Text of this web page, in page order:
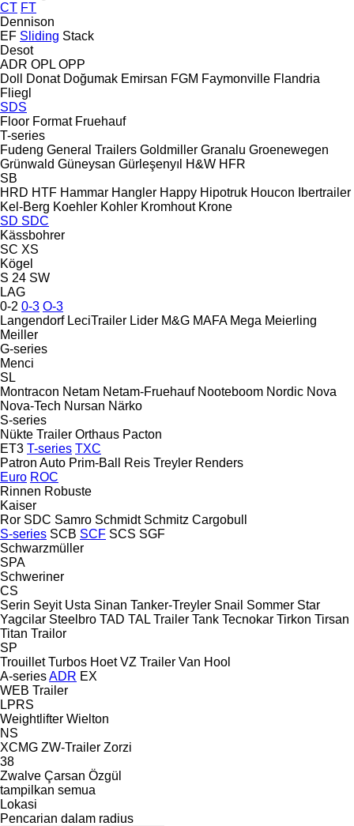
CT FT
Dennison
EF Sliding Stack
Desot
ADR OPL OPP
Doll
Donat Doğumak Emirsan FGM Faymonville Flandria
Fliegl
SDS
Floor Format Fruehauf
T-series
Fudeng General Trailers Goldmiller Granalu Groenewegen
Grünwald Güneysan Gürleşenyıl H&W HFR
SB
HRD HTF Hammar Hangler Happy Hipotruk Houcon
Ibertrailer
Kel-Berg Koehler Kohler Kromhout Krone
SD SDC
Kässbohrer
SC XS
Kögel
S 24 SW
LAG
0-2 0-3 O-3
Langendorf LeciTrailer Lider M&G MAFA Mega Meierling
Meiller
G-series
Menci
SL
Montracon Netam Netam-Fruehauf Nooteboom Nordic Nova
Nova-Tech Nursan Närko
S-series
Nükte Trailer Orthaus Pacton
ET3 T-series TXC
Patron Auto Prim-Ball Reis Treyler Renders
Euro ROC
Rinnen Robuste
Kaiser
Ror SDC Samro Schmidt Schmitz Cargobull
S-series SCB SCF SCS SGF
Schwarzmüller
SPA
Schweriner
CS
Serin Seyit Usta Sinan Tanker-Treyler Snail Sommer Star
Yagcilar Steelbro TAD TAL Trailer Tank Tecnokar Tirkon Tirsan
Titan Trailor
SP
Trouillet Turbos Hoet VZ Trailer Van Hool
A-seriesADR EX
WEB Trailer
LPRS
Weightlifter Wielton
NS
XCMG ZW-Trailer Zorzi
38
Zwalve Çarsan Özgül
tampilkan semua
Lokasi
Pencarian dalam radius